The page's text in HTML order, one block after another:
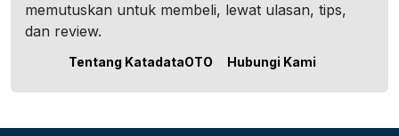
memutuskan untuk membeli, lewat ulasan, tips,
dan review.
Tentang KatadataOTO Hubungi Kami